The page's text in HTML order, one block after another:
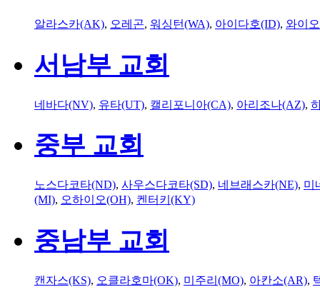
알라스카(AK), 오레곤, 워싱턴(WA), 아이다호(ID), 와이
서남부 교회
네바다(NV), 유타(UT), 캘리포니아(CA), 아리조나(AZ),
중부 교회
노스다코타(ND), 사우스다코타(SD), 네브래스카(NE), 미
(MI), 오하이오(OH), 켄터키(KY)
중남부 교회
캔자스(KS), 오클라호마(OK), 미주리(MO), 아칸소(AR),